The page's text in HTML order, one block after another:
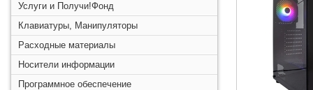
Услуги и Получи!Фонд
Клавиатуры, Манипуляторы
Расходные материалы
Носители информации
Программное обеспечение